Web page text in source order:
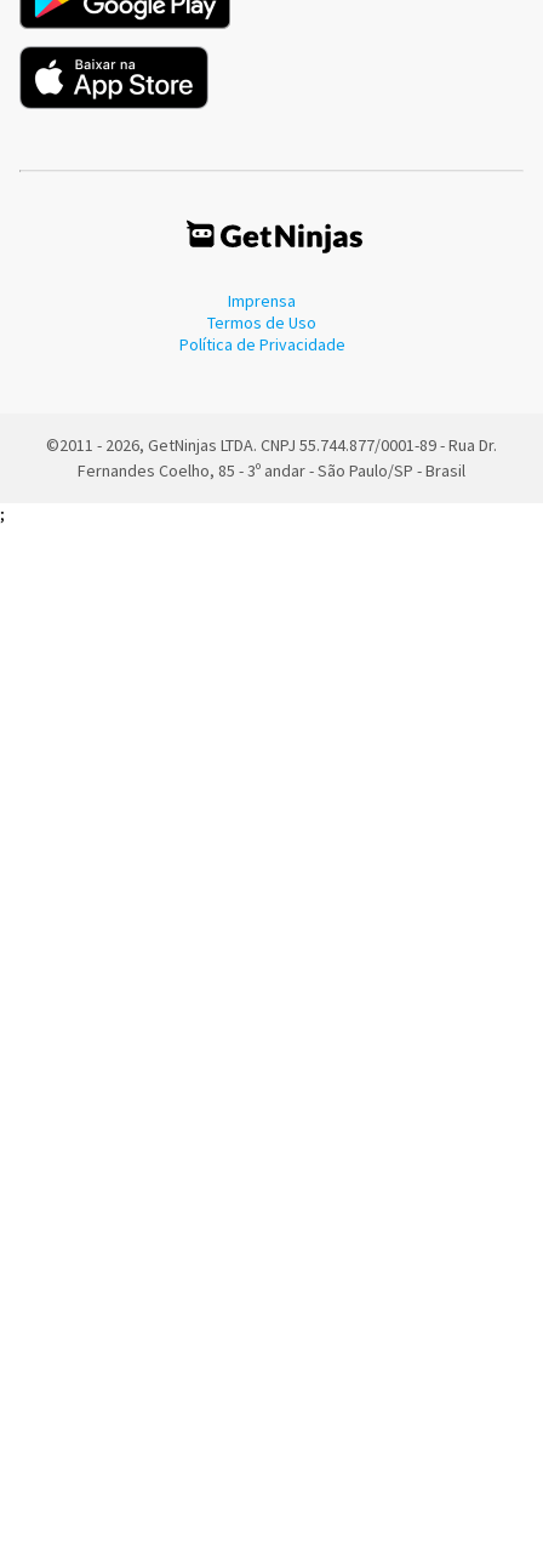
Imprensa
Termos de Uso
Política de Privacidade
©2011 - 2026, GetNinjas LTDA. CNPJ 55.744.877/0001-89 - Rua Dr.
Fernandes Coelho, 85 - 3º andar - São Paulo/SP - Brasil
;